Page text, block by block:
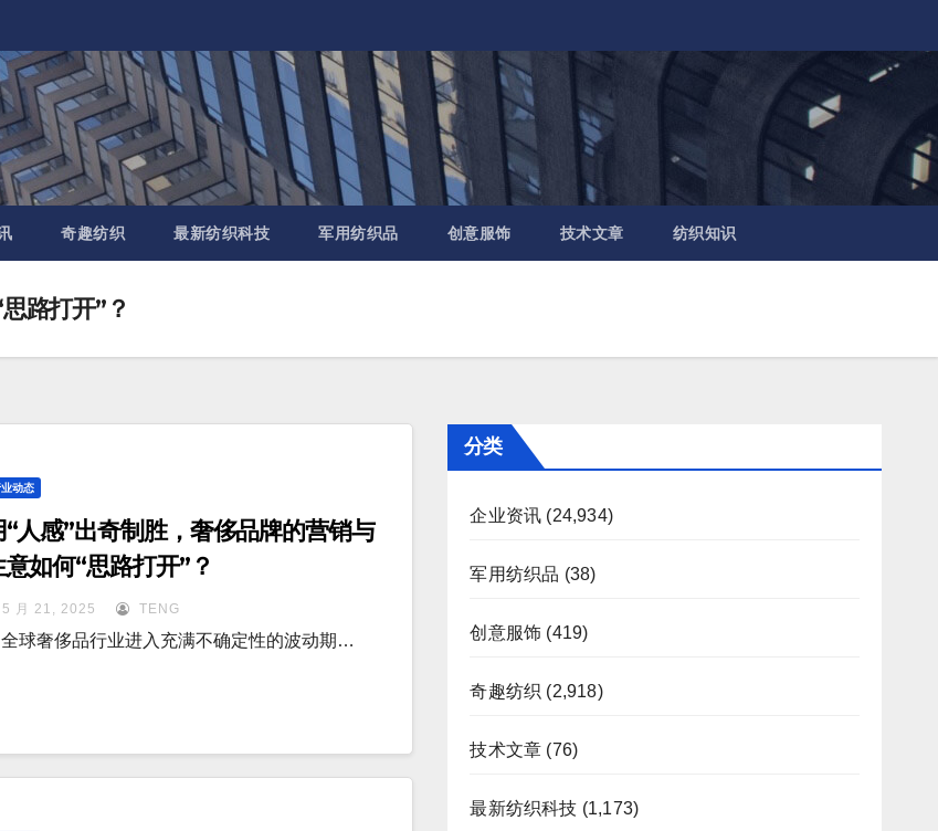
奇趣纺织 最新纺织科技 军用纺织品 创意服饰 技术文章 纺织知识
路打开”？
动态
“人感”出奇制胜，奢侈品牌的营销与
意如何“思路打开”？
5 月 21, 2025 TENG
球奢侈品行业进入充满不确定性的波动期…
分类
企业资讯 (24,934)
军用纺织品 (38)
创意服饰 (419)
奇趣纺织 (2,918)
技术文章 (76)
最新纺织科技 (1,173)